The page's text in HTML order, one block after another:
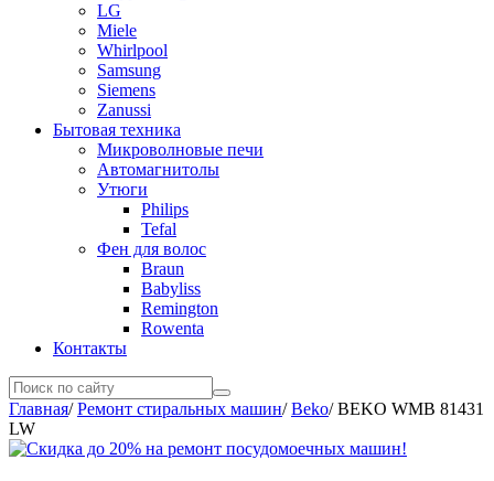
LG
Miele
Whirlpool
Samsung
Siemens
Zanussi
Бытовая техника
Микроволновые печи
Автомагнитолы
Утюги
Philips
Tefal
Фен для волос
Braun
Babyliss
Remington
Rowenta
Контакты
Главная/Ремонт стиральных машин/Beko/BEKO WMB 81431
LW